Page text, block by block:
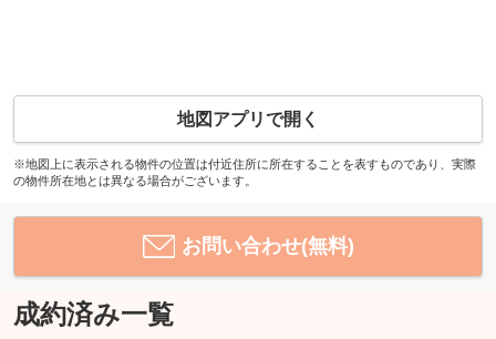
地図アプリで開く
※地図上に表示される物件の位置は付近住所に所在することを表すものであり、実際
の物件所在地とは異なる場合がございます。
お問い合わせ(無料)
成約済み一覧